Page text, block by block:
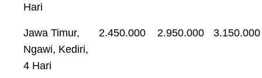
Hari
Jawa Timur,
Ngawi, Kediri,
4 Hari
2.450.000 2.950.000 3.150.000